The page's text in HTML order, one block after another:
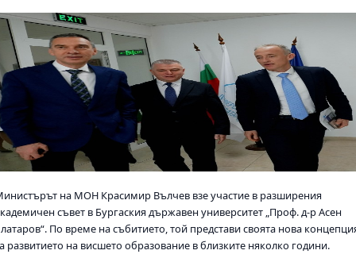
на МОН Красимир Вълчев взе участие в разширения
съвет в Бургаския държавен университет „Проф. д-р Асен
По време на събитието, той представи своята нова
развитието на висшето образование в близките няколко години.